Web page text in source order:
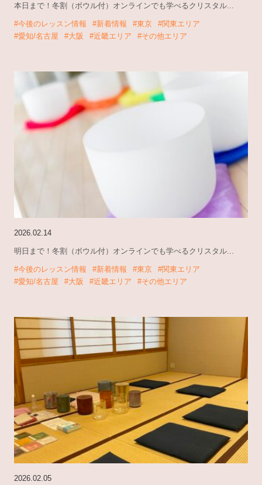
本日まで！冬割（ボウル付）オンラインでも学べるクリスタル...
#今後のレッスン情報 #新着情報 #東京
#関東エリア
#愛知/名古屋
#大阪 #近畿エリア #その他エリア
2026.02.14
明日まで！冬割（ボウル付）オンラインでも学べるクリスタル...
#今後のレッスン情報 #新着情報 #東京
#関東エリア
#愛知/名古屋
#大阪 #近畿エリア #その他エリア
2026.02.05